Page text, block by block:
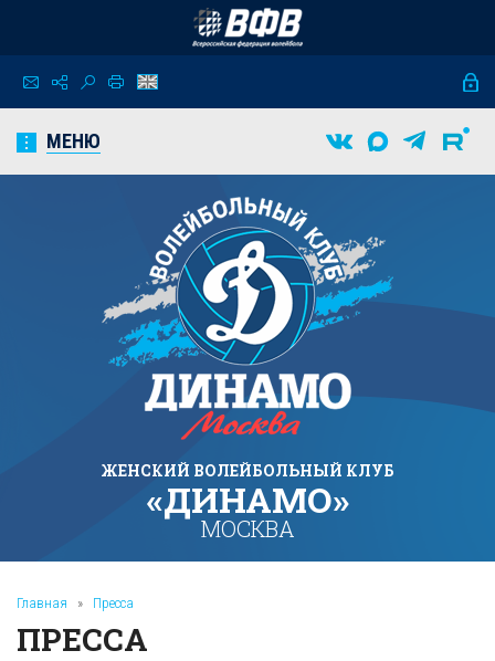
МЕНЮ
ЖЕНСКИЙ ВОЛЕЙБОЛЬНЫЙ КЛУБ
«ДИНАМО»
МОСКВА
Главная » Пресса
ПРЕССА